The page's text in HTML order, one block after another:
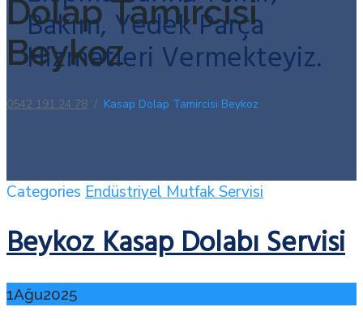
Bakım, Yedek Parça
Hizmetleri Vermekteyiz.
Dolap Tamircisi
Beykoz
0542 191 24 78 / Kasap Dolap Tamircisi Beykoz
Categories Endüstriyel Mutfak Servisi
Beykoz Kasap Dolabı Servisi
1Ağu2025